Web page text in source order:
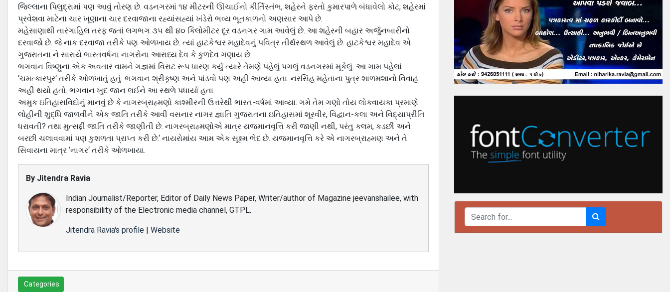
જિલ્‍લાના પિલુદ્રામાં પણ આવું તોરણ છે. વડનગરમાં ૧૪ મીટરની ઊંચાઈનો કીર્તિસ્‍તંભ, શહેરને ફરતો કુમારપાળે બંધાવેલો કોટ, શહેરમાં
પ્રવેશવા માટેના ચાર ખૂણાના ચાર દરવાજાના રહ્યાંસહ્યાં ખંડેરો ભવ્‍ય ભૂતકાળનો અણસાર આપે છે.
મહેસાણાથી તારંગાહિલ તરફ જતાં લગભગ ૩૫ થી ૪૦ કિલોમીટર દૂર વડનગર ગામ આવેલું છે. આ શહેરની બહાર અર્જુનબારીનો
દરવાજો છે. જે નાક દરવાજા તરીકે પણ ઓળખાય છે. ત્‍યાં હાટકેશ્વર મહાદેવનું પવિત્ર તીર્થસ્‍થળ આવેલું છે. હાટકેશ્વર મહાદેવ એ
ગુજરાતના ને સારાયે ભારતવર્ષના નાગરોના આરાધ્‍ય દેવ કે કુળદેવ ગણાય છે.
ભગવાન વિષ્‍ણુના એક અવતાર વામને ગજ્ઞમાં વિરાટ રૂપ ધારણ કર્યું ત્‍યારે તેમણે પહેલું પગલું વડનગરમાં મૂકેલું. આ ગામ પહેલાં
‘ચમત્‍કારપુર‘ તરીકે ઓળખાતું હતું. ભગવાન શ્રીકૃષ્‍ણ અને પાંડવો પણ અહીં આવ્‍યા હતા. નરસિંહ મહેતાના પુત્ર શાળમશાનો વિવાહ
અહીં થયો હતો. ભગવાન ખુદ જાન લઈને આ સ્‍થળે પધાર્યા હતા.
અમુક ઇતિહાસવિદોનું માનવું છે કે નાગરબ્રાહ્મણો કાશ્‍મીરની ઉત્તરેથી ભારત-વર્ષમાં આવ્‍યા. ગમે તેમ ગણો તોય લોકવાયકા પ્રમાણે
લોહીની શુદ્ધિ જાળવીને એક જાતિ તરીકે આવી વસનાર નાગર જ્ઞાતિ ગુજરાતના ઇતિહાસમાં શૂરવીર, વિદ્વાન-કલા અને વિદ્યાપ્રીતિ
ધરાવતી? તથા મુત્‍સદ્દી જાતિ તરીકે જાણીતી છે. નાગરબ્રાહ્મણોએ માત્ર યજમાનવૃત્તિ કરી જાણી નથી, પરંતુ કલમ, કડછી અને
બરછી ચલાવવામાં પણ કુશળતા પ્રાપ્‍ત કરી છે.‘ નાયરોમાંય આમ એક સૂક્ષ્‍મ ભેદ છે. યજમાનવૃત્તિ કરે એ નાગરબ્રાહ્મણ અને તે
સિવાયના માત્ર ‘નાગર‘ તરીકે ઓળખાયા.
By Jitendra Ravia
Indian Journalist/Reporter, Editor of Daily News Paper, Writer/author of Magazine jeevanshailee, with
responsibility of the Electronic media channel, GTPL.
Jitendra Ravia's profile | Website
Categories